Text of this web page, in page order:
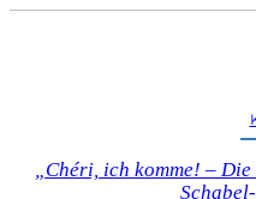
„Chéri, ich komme! –